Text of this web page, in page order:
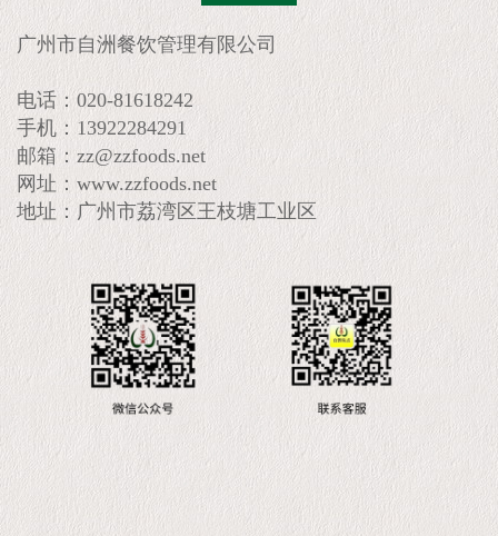
广州市自洲餐饮管理有限公司
电话：020-81618242
手机：13922284291
邮箱：zz@zzfoods.net
网址：www.zzfoods.net
地址：广州市荔湾区王枝塘工业区